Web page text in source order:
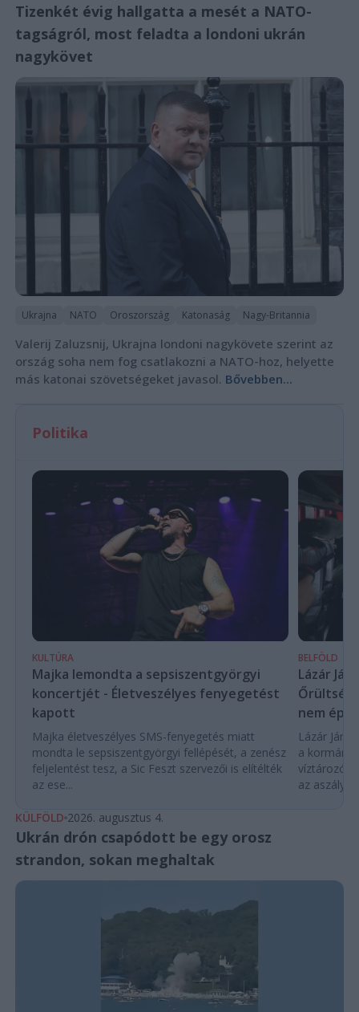
Tizenkét évig hallgatta a mesét a NATO-
tagságról, most feladta a londoni ukrán
nagykövet
Ukrajna NATO Oroszország Katonaság Nagy-Britannia
Valerij Zaluzsnij, Ukrajna londoni nagykövete szerint az
ország soha nem fog csatlakozni a NATO-hoz, helyette
más katonai szövetségeket javasol. Bővebben...
Politika
KULTÚRA
Majka lemondta a sepsiszentgyörgyi
koncertjét - Életveszélyes fenyegetést
kapott
Majka életveszélyes SMS-fenyegetés miatt
mondta le sepsiszentgyörgyi fellépését, a zenész
feljelentést tesz, a Sic Feszt szervezői is elítélték
az ese...
BELFÖLD
Lázár
Őrültség
nem
Lázár
a kormány
az
KÜLFÖLD 2026. augusztus 4.
Ukrán drón csapódott be egy orosz
strandon, sokan meghaltak